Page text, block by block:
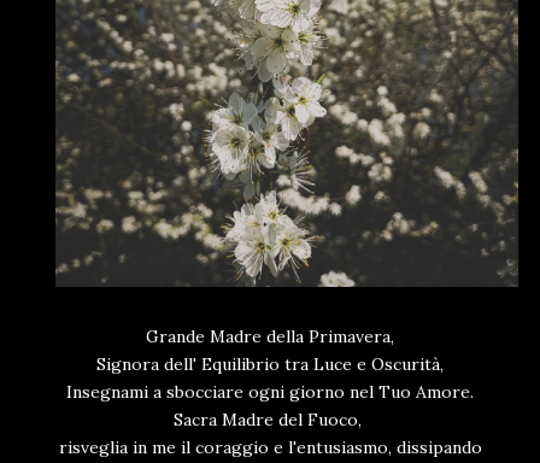
Grande Madre della Primavera,
Signora dell' Equilibrio tra Luce e Oscurità,
Insegnami a sbocciare ogni giorno nel Tuo Amore.
Sacra Madre del Fuoco,
risveglia in me il coraggio e l'entusiasmo, dissipando